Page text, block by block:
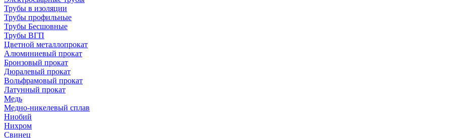
Трубы в изоляции
Трубы профильные
Трубы Бесшовные
Трубы ВГП
Цветной металлопрокат
Алюминиевый прокат
Бронзовый прокат
Дюралевый прокат
Вольфрамовый прокат
Латунный прокат
Медь
Медно-никелевый сплав
Ниобий
Нихром
Свинец